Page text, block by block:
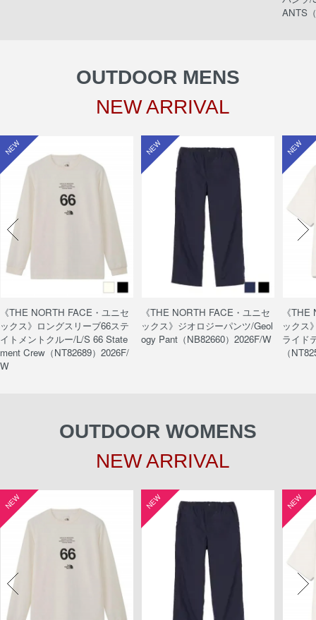
ANTS
OUTDOOR MENS
NEW ARRIVAL
NEW
《THE NORTH FACE・ユニセ
ックス》ロングスリーブ66ステ
イトメントクルー/L/S 66 State
ment Crew（NT82689）2026F/
W
NEW
《THE NORTH FACE・ユニセ
ックス》ジオロジーパンツ/Geol
ogy Pant（NB82660）2026F/W
NEW
《
ックス
ライド
（
OUTDOOR WOMENS
NEW ARRIVAL
NEW NEW NEW